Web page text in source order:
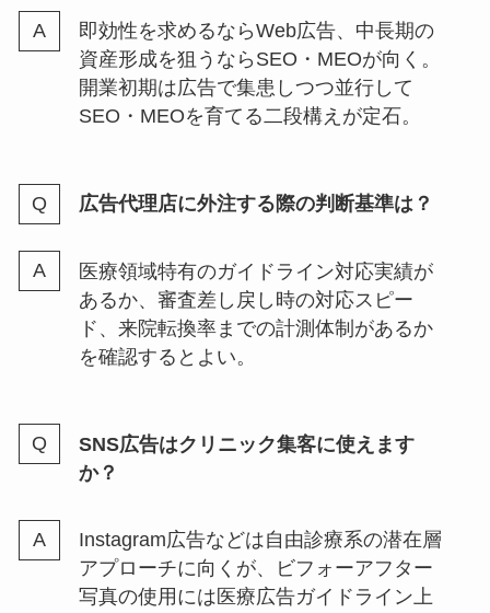
即効性を求めるならWeb広告、中長期の
資産形成を狙うならSEO・MEOが向く。
開業初期は広告で集患しつつ並行して
SEO・MEOを育てる二段構えが定石。
広告代理店に外注する際の判断基準は？
医療領域特有のガイドライン対応実績が
あるか、審査差し戻し時の対応スピー
ド、来院転換率までの計測体制があるか
を確認するとよい。
SNS広告はクリニック集客に使えます
か？
Instagram広告などは自由診療系の潜在層
アプローチに向くが、ビフォーアフター
写真の使用には医療広告ガイドライン上